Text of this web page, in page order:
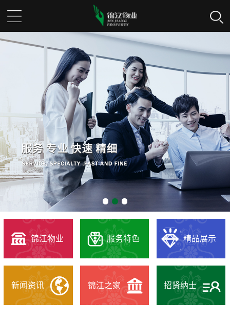
锦江物业 服务特色 精品展示
新闻资讯 锦江之家 招贤纳士